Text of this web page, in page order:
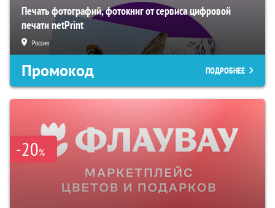
Печать фотографий, фотокниг от сервиса цифровой
печати netPrint
Россия
Промокод ПОДРОБНЕЕ
-20%